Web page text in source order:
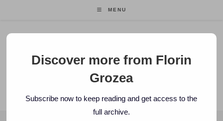
MENU
Florin Grozea
ENTREPRENEUR. FOUNDER/CEO MOCAPP.
Discover more from Florin
Grozea
Subscribe now to keep reading and get access to the
full archive.